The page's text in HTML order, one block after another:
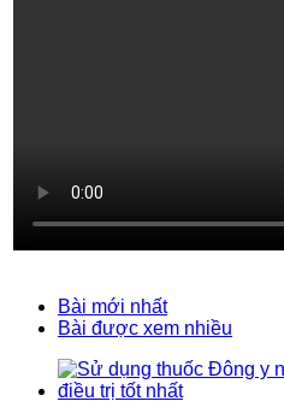
Bài mới nhất
Bài được xem nhiều